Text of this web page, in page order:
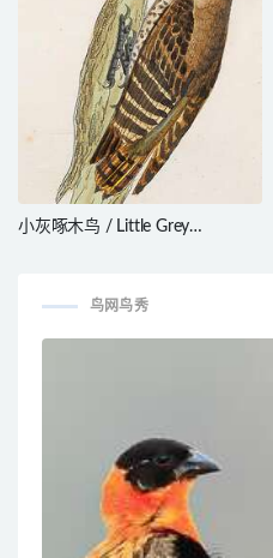
小灰啄木鸟 / Little Grey
鸟网鸟秀